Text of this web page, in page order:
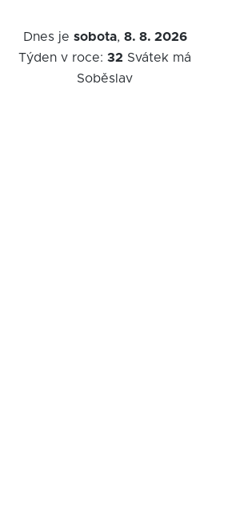
Dnes je sobota, 8. 8. 2026
Týden v roce:32 Svátek má
Soběslav